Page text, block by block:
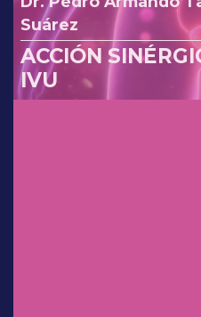
Suárez
ACCIÓN
IVU